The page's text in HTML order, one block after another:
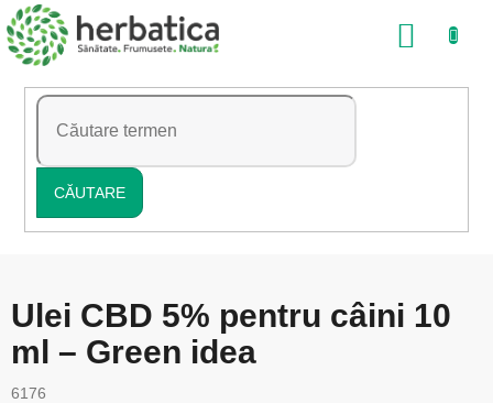
Treci
la
conținut
CĂUTARE
COŞ
Ulei CBD 5% pentru câini 10
ml – Green idea
6176